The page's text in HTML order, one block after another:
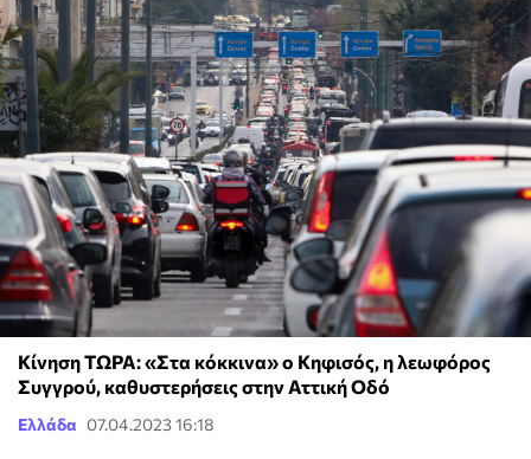
Κίνηση ΤΩΡΑ: «Στα κόκκινα» ο Κηφισός, η λεωφόρος
Συγγρού, καθυστερήσεις στην Αττική Οδό
Ελλάδα 07.04.2023 16:18